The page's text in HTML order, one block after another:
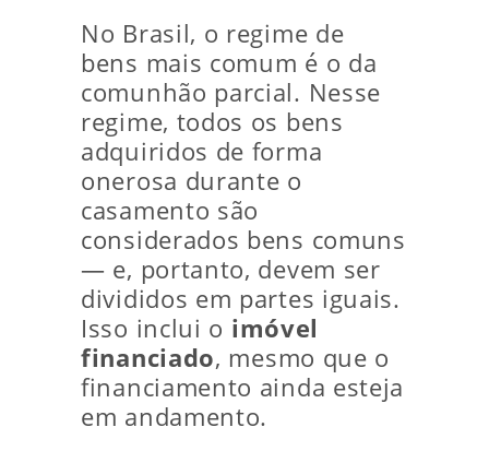
No Brasil, o regime de
bens mais comum é o da
comunhão parcial. Nesse
regime, todos os bens
adquiridos de forma
onerosa durante o
casamento são
considerados bens comuns
— e, portanto, devem ser
divididos em partes iguais.
Isso inclui o imóvel
financiado, mesmo que o
financiamento ainda esteja
em andamento.